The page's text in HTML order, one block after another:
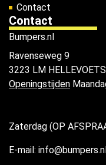
Contact
Contact
Bumpers.nl
Ravenseweg 9
3223 LM
Openingstijden
Zaterdag (OP
E-mail: